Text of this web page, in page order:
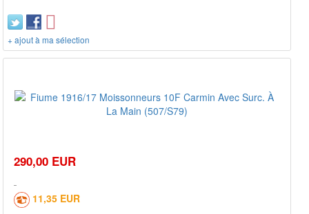
+ ajout à ma sélection
290,00 EUR
11,35 EUR